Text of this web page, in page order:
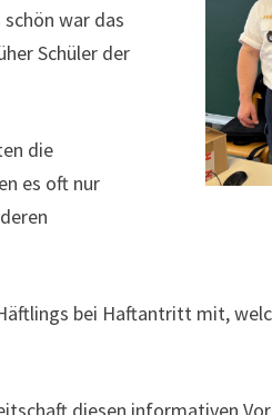
war das
Schüler der
die
es oft nur
bei Haftantritt mit,